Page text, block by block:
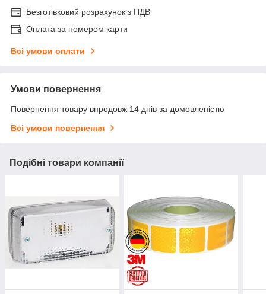
Безготівковий розрахунок з ПДВ
Оплата за номером карти
Всі умови оплати
Умови повернення
Повернення товару впродовж 14 днів за домовленістю
Всі умови повернення
Подібні товари компанії